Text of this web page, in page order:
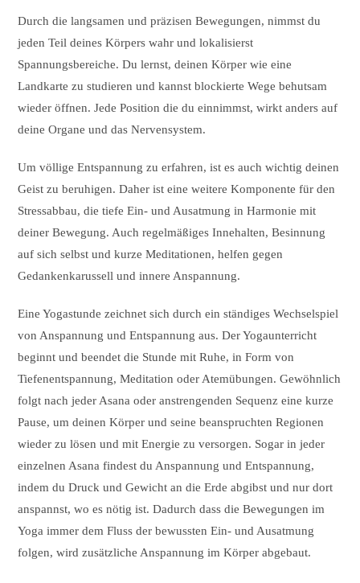
Durch die langsamen und präzisen Bewegungen, nimmst du
jeden Teil deines Körpers wahr und lokalisierst
Spannungsbereiche. Du lernst, deinen Körper wie eine
Landkarte zu studieren und kannst blockierte Wege behutsam
wieder öffnen. Jede Position die du einnimmst, wirkt anders auf
deine Organe und das Nervensystem.
Um völlige Entspannung zu erfahren, ist es auch wichtig deinen
Geist zu beruhigen. Daher ist eine weitere Komponente für den
Stressabbau, die tiefe Ein- und Ausatmung in Harmonie mit
deiner Bewegung. Auch regelmäßiges Innehalten, Besinnung
auf sich selbst und kurze Meditationen, helfen gegen
Gedankenkarussell und innere Anspannung.
Eine Yogastunde zeichnet sich durch ein ständiges Wechselspiel
von Anspannung und Entspannung aus. Der Yogaunterricht
beginnt und beendet die Stunde mit Ruhe, in Form von
Tiefenentspannung, Meditation oder Atemübungen. Gewöhnlich
folgt nach jeder Asana oder anstrengenden Sequenz eine kurze
Pause, um deinen Körper und seine beanspruchten Regionen
wieder zu lösen und mit Energie zu versorgen. Sogar in jeder
einzelnen Asana findest du Anspannung und Entspannung,
indem du Druck und Gewicht an die Erde abgibst und nur dort
anspannst, wo es nötig ist. Dadurch dass die Bewegungen im
Yoga immer dem Fluss der bewussten Ein- und Ausatmung
folgen, wird zusätzliche Anspannung im Körper abgebaut.